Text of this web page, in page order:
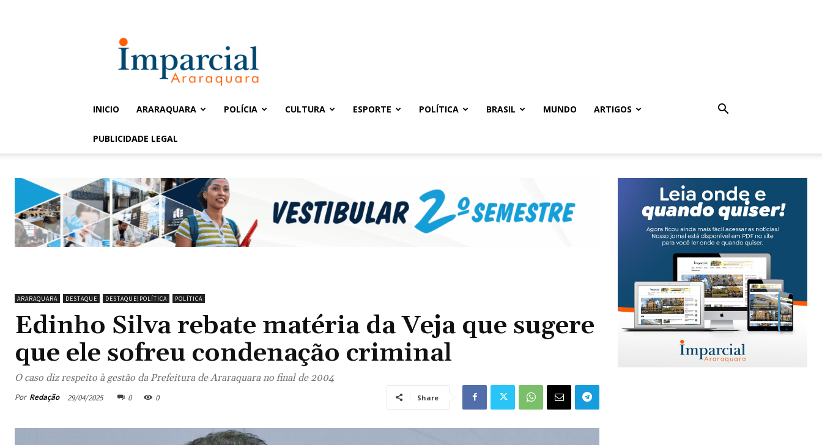
Imparcial
INICIO ARARAQUARA POLÍCIA CULTURA ESPORTE POLÍTICA BRASIL MUNDO ARTIGOS
PUBLICIDADE LEGAL
ARARAQUARA DESTAQUE DESTAQUE|POLÍTICA POLÍTICA
Edinho Silva rebate matéria da Veja que sugere
que ele sofreu condenação criminal
O caso diz respeito à gestão da Prefeitura de Araraquara no final de 2004
Por Redação 29/04/2025 0 0 Share